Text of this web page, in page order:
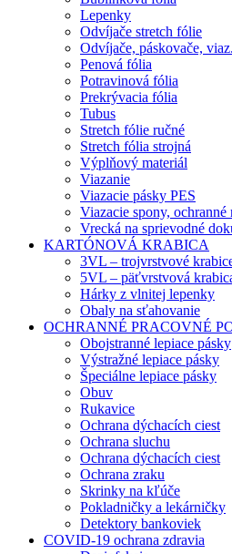
Lepenky
Odvíjače stretch fólie
Odvíjače, páskovače,
Penová fólia
Potravinová fólia
Prekrývacia fólia
Tubus
Stretch fólie ručné
Stretch fólia strojná
Výplňový materiál
Viazanie
Viazacie pásky PES
Viazacie spony, ochranné
Vrecká na sprievodné
KARTÓNOVÁ KRABICA
3VL – trojvrstvové
5VL – päťvrstvová
Hárky z vlnitej lepenky
Obaly na sťahovanie
OCHRANNÉ PRACOVNÉ
Obojstranné lepiace pásky
Výstražné lepiace pásky
Špeciálne lepiace pásky
Obuv
Rukavice
Ochrana dýchacích ciest
Ochrana sluchu
Ochrana dýchacích ciest
Ochrana zraku
Skrinky na kľúče
Pokladničky a lekárničky
Detektory bankoviek
COVID-19 ochrana zdravia